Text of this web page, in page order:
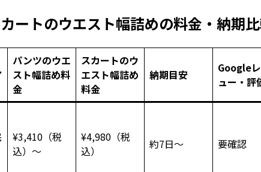
ートのウエスト幅詰めの料金・納期
パンツのウエ
スト幅詰め料
金
スカートのウ
エスト幅詰め
料金
納期目安
Google
ュー・評
¥3,410（税
込）～
¥4,980（税
込）
約7日～ 要確認